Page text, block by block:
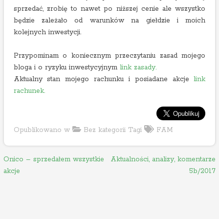
sprzedać, zrobię to nawet po niższej cenie ale wszystko
będzie zależało od warunków na giełdzie i moich
kolejnych inwestycji.
Przypominam o koniecznym przeczytaniu zasad mojego
bloga i o ryzyku inwestycyjnym link zasady.
Aktualny stan mojego rachunku i posiadane akcjelink
rachunek.
Opublikowano w Bez kategorii Tagi FAM
N
Onico – sprzedałem wszystkie
akcje
Aktualności, analizy, komentarze
5b/2017